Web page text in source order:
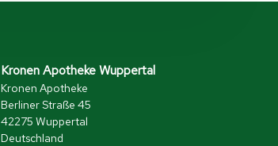
Kronen Apotheke Wuppertal
Kronen Apotheke
Berliner Straße 45
42275 Wuppertal
Deutschland